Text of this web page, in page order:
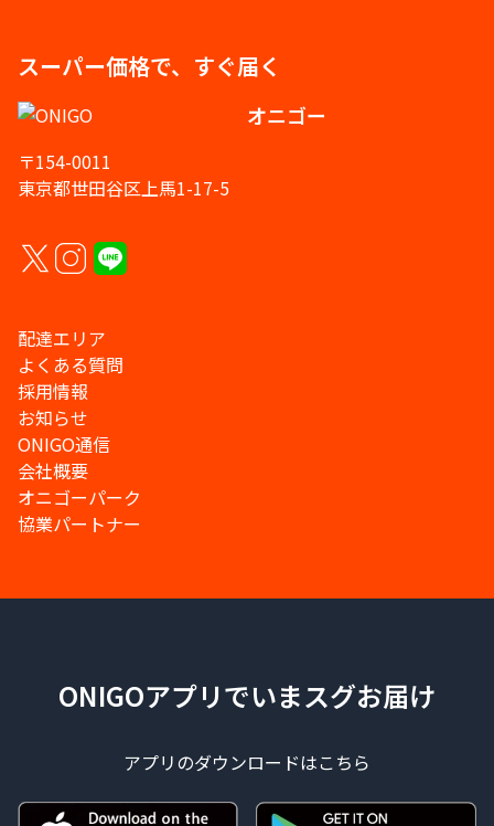
スーパー価格で、すぐ届く
オニゴー
〒154-0011
東京都世田谷区上馬1-17-5
配達エリア
よくある質問
採用情報
お知らせ
ONIGO通信
会社概要
オニゴーパーク
協業パートナー
ONIGOアプリでいまスグお届け
アプリのダウンロードはこちら